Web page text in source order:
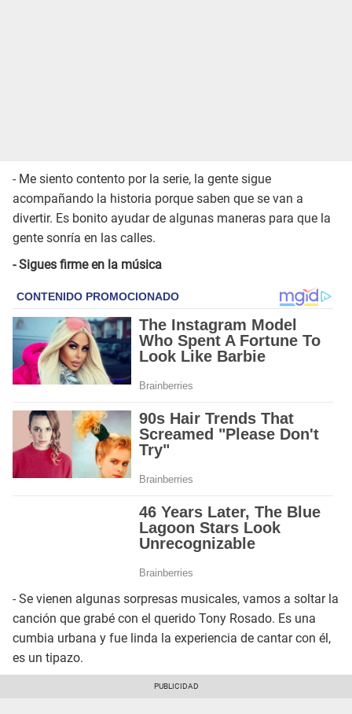
- Me siento contento por la serie, la gente sigue
acompañando la historia porque saben que se van a
divertir. Es bonito ayudar de algunas maneras para que la
gente sonría en las calles.
- Sigues firme en la música
- Se vienen algunas sorpresas musicales, vamos a soltar la
canción que grabé con el querido Tony Rosado. Es una
cumbia urbana y fue linda la experiencia de cantar con él,
es un tipazo.